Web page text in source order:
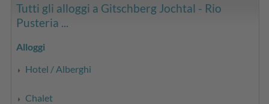
Tutti gli alloggi a Gitschberg Jochtal - Rio
Pusteria ...
Alloggi
Hotel / Alberghi
Chalet